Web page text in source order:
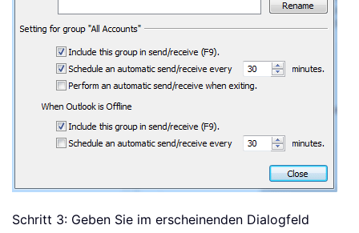
Schritt 3: Geben Sie im erscheinenden Dialogfeld